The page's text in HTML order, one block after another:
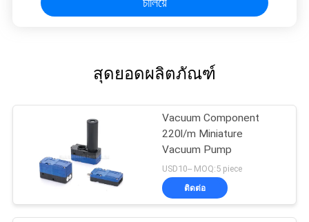
สุดยอดผลิตภัณฑ์
Vacuum Component
220l/m Miniature
Vacuum Pump
USD10-- MOQ:5 piece
ติดต่อ